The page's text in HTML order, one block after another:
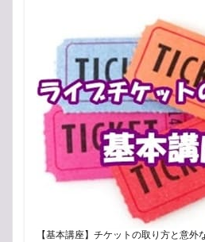
【基本講座】チケットの取り方と意外